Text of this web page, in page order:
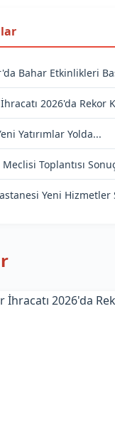
Bahar Etkinlikleri
2026'da Rekor
Yatırımlar Yolda...
Toplantısı
Yeni Hizmetler